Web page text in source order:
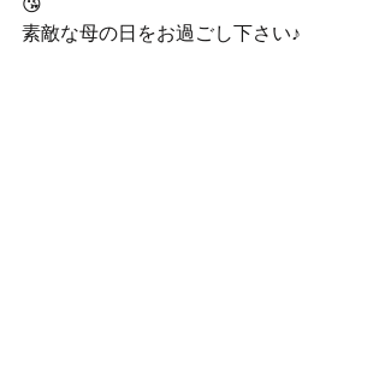
😘
素敵な母の日をお過ごし下さい♪